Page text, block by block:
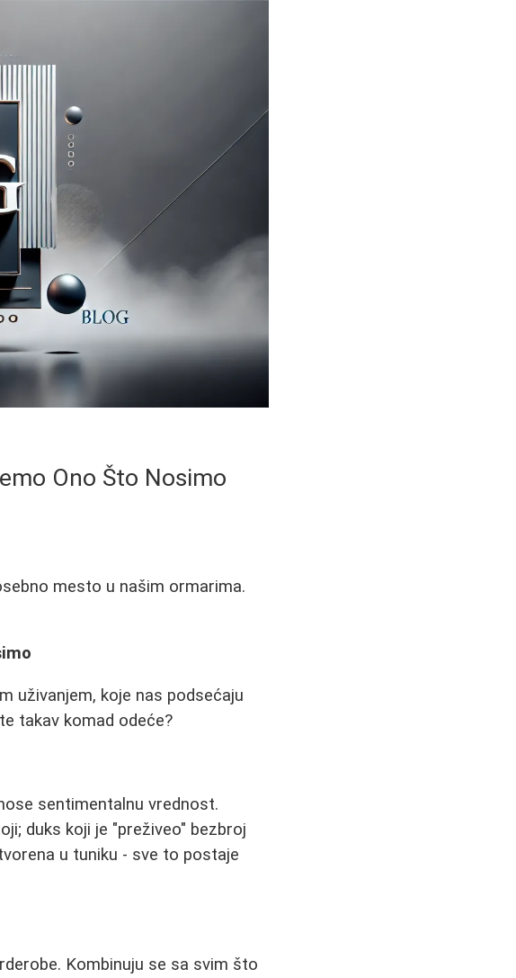
Ono Što Nosimo
mesto u našim ormarima.
uživanjem, koje nas podsećaju
takav komad odeće?
sentimentalnu vrednost.
duks koji je "preživeo" bezbroj
u tuniku - sve to postaje
Kombinuju se sa svim što